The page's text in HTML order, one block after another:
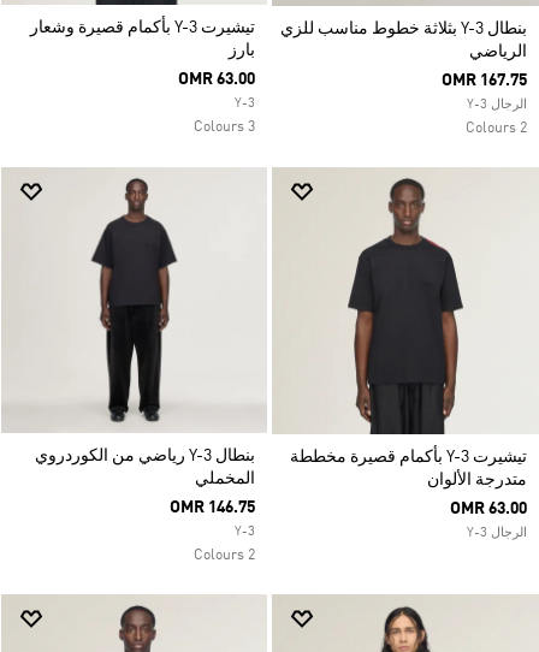
بنطال Y-3 بثلاثة خطوط مناسب للزي
الرياضي
OMR 167.75
الرجال Y-3
2 Colours
تيشيرت Y-3 بأكمام قصيرة وشعار
بارز
OMR 63.00
Y-3
3 Colours
تيشيرت Y-3 بأكمام قصيرة مخططة
متدرجة الألوان
OMR 63.00
الرجال Y-3
بنطال Y-3 رياضي من الكوردروي
المخملي
OMR 146.75
Y-3
2 Colours